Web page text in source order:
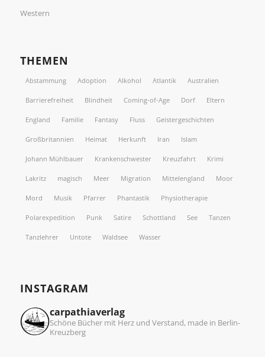
Western
THEMEN
Abstammung Adoption Alkohol Atlantik Australien
Barrierefreiheit Blindheit Coming-of-Age Dorf Eltern
England Familie Fantasy Fluss Geistergeschichten
Großbritannien Heimat Herkunft Iran Islam
Johann Mühlbauer Krankenschwester Kreuzfahrt Krimi
Lakritz magisch Meer Migration Mittelengland Moor
Mord Musik Pfarrer Phantastik Physiotherapie
Polarexpedition Punk Satire Schottland See Tanzen
Tanzlehrer Untote Waldsee Wasser
INSTAGRAM
carpathiaverlag
Schöne Bücher mit Herz und Verstand, made in Berlin-
Kreuzberg